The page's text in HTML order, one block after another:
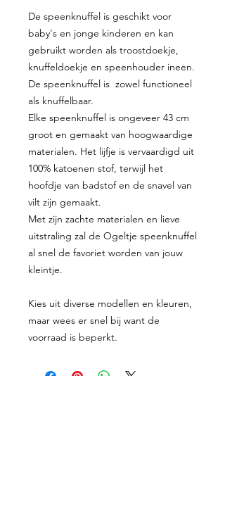
De speenknuffel is geschikt voor
baby's en jonge kinderen en kan
gebruikt worden als troostdoekje,
knuffeldoekje en speenhouder ineen.
De speenknuffel is zowel functioneel
als knuffelbaar.
Elke speenknuffel is ongeveer 43 cm
groot en gemaakt van hoogwaardige
materialen. Het lijfje is vervaardigd uit
100% katoenen stof, terwijl het
hoofdje van badstof en de snavel van
vilt zijn gemaakt.
Met zijn zachte materialen en lieve
uitstraling zal de Ogeltje speenknuffel
al snel de favoriet worden van jouw
kleintje.
Kies uit diverse modellen en kleuren,
maar wees er snel bij want de
voorraad is beperkt.